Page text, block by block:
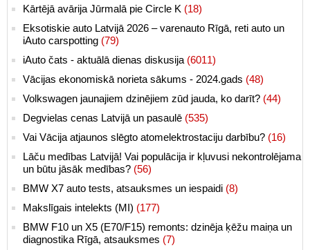
Kārtējā avārija Jūrmalā pie Circle K (18)
Eksotiskie auto Latvijā 2026 – varenauto Rīgā, reti auto un
iAuto carspotting (79)
iAuto čats - aktuālā dienas diskusija (6011)
Vācijas ekonomiskā norieta sākums - 2024.gads (48)
Volkswagen jaunajiem dzinējiem zūd jauda, ko darīt? (44)
Degvielas cenas Latvijā un pasaulē (535)
Vai Vācija atjaunos slēgto atomelektrostaciju darbību? (16)
Lāču medības Latvijā! Vai populācija ir kļuvusi nekontrolējama
un būtu jāsāk medības? (56)
BMW X7 auto tests, atsauksmes un iespaidi (8)
Makslīgais intelekts (MI) (177)
BMW F10 un X5 (E70/F15) remonts: dzinēja ķēžu maiņa un
diagnostika Rīgā, atsauksmes (7)